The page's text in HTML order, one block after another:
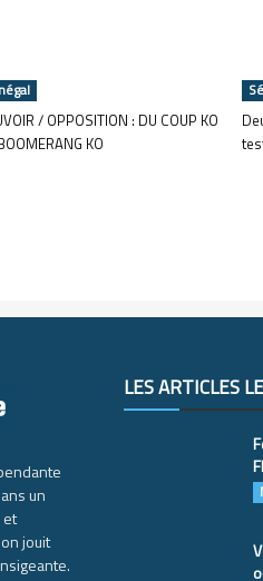
/ OPPOSITION : DU COUP KO
KO
un
et
jouit
LES ARTICLES